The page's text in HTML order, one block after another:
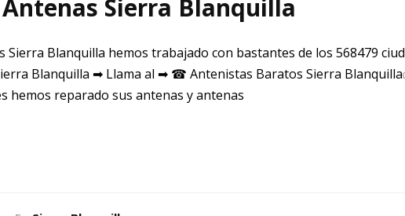
Sierra Blanquilla
Sierra Blanquilla hemos trabajado con bastantes de los 568479
Blanquilla ➡ Llama al ➡ ☎ Antenistas Baratos Sierra
hemos reparado sus antenas y antenas